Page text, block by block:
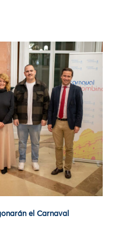
el Carnaval